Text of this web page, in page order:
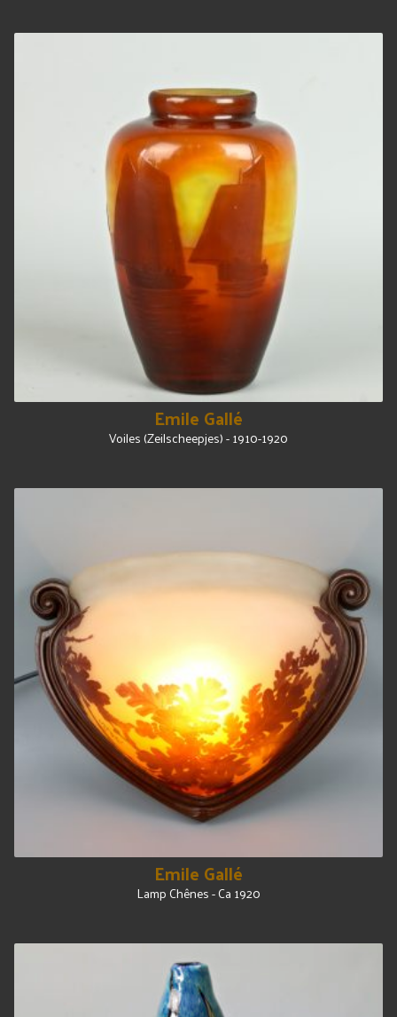
Emile Gallé
Voiles (Zeilscheepjes) - 1910-1920
Emile Gallé
Lamp Chênes - Ca 1920